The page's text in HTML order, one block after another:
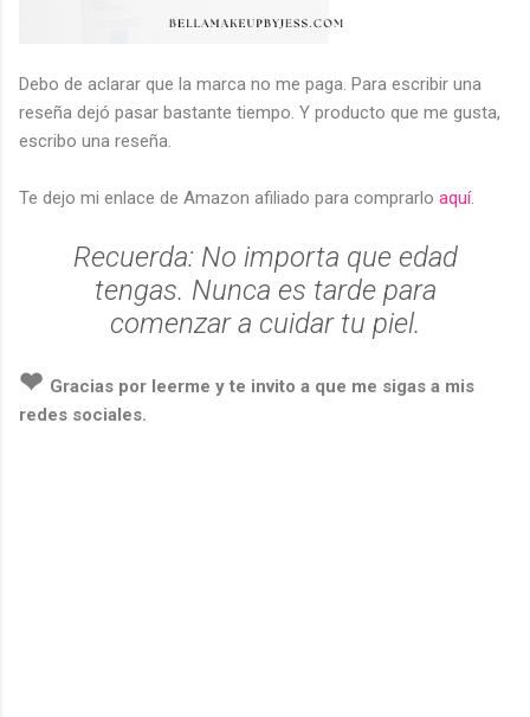
Debo de aclarar que la marca no me paga. Para escribir una
reseña dejó pasar bastante tiempo. Y producto que me gusta,
escribo una reseña.
Te dejo mi enlace de Amazon afiliado para comprarlo aquí.
Recuerda: No importa que edad
tengas. Nunca es tarde para
comenzar a cuidar tu piel.
❤︎ Gracias por leerme y te invito a que me sigas a mis
redes sociales.